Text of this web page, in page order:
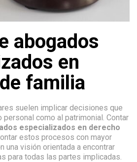
abogados
en
familia
suelen implicar decisiones que
como al patrimonial. Contar
especializados en derecho
estos procesos con mayor
una visión orientada a encontrar
para todas las partes implicadas.